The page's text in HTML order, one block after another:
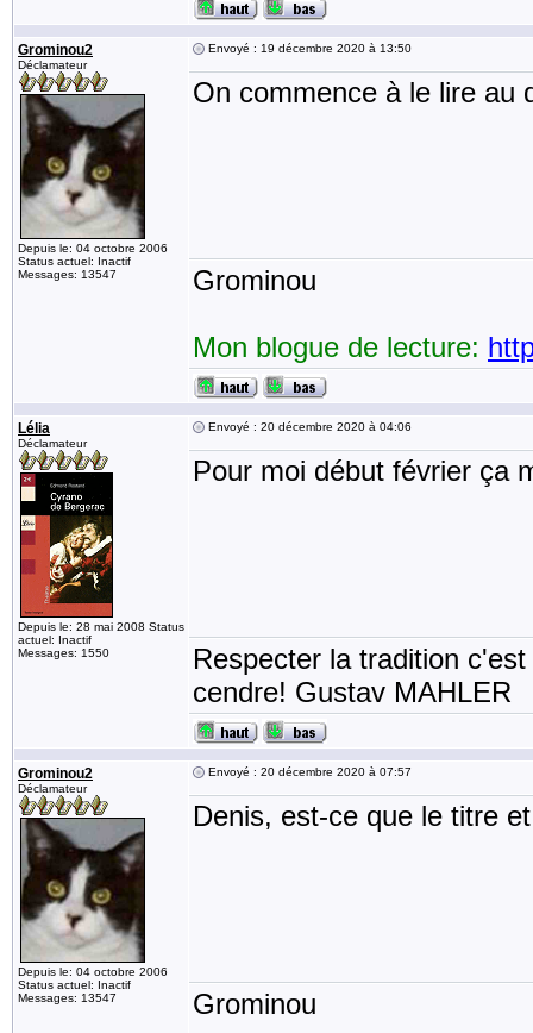
Grominou2
Déclamateur
Depuis le: 04 octobre 2006
Status actuel: Inactif
Messages: 13547
Envoyé : 19 décembre 2020 à 13:50
On commence à le lire au
Grominou
Mon blogue de lecture:
Lélia
Déclamateur
Depuis le: 28 mai 2008 Status
actuel: Inactif
Messages: 1550
Envoyé : 20 décembre 2020 à 04:06
Pour moi début février ça
Respecter la tradition
cendre! Gustav MAHLER
Grominou2
Déclamateur
Depuis le: 04 octobre 2006
Status actuel: Inactif
Messages: 13547
Envoyé : 20 décembre 2020 à 07:57
Denis, est-ce que le titre
Grominou